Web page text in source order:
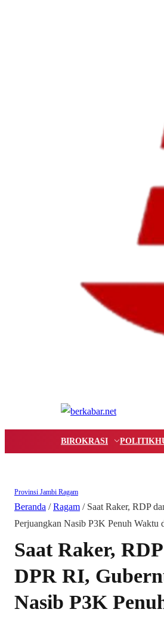
BIROKRASI POLITIK
Provinsi Jambi Ragam
Beranda /Ragam / Saat Raker, RDP
Perjuangkan Nasib P3K Penuh Waktu
Saat Raker,
DPR RI,
Nasib P3K